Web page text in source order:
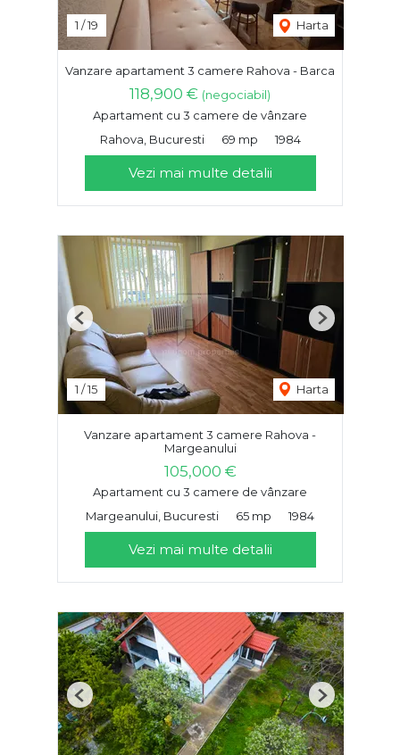
1 /19 Harta
Vanzare apartament 3 camere Rahova - Barca
118,900 € (negociabil)
Apartament cu 3 camere de vânzare
Rahova, Bucuresti
69 mp 1984
Vezi mai multe detalii
1 /15 Harta
Previous Next
Vanzare apartament 3 camere Rahova -
Margeanului
105,000 €
Apartament cu 3 camere de vânzare
Margeanului, Bucuresti
65 mp 1984
Vezi mai multe detalii
Previous Next